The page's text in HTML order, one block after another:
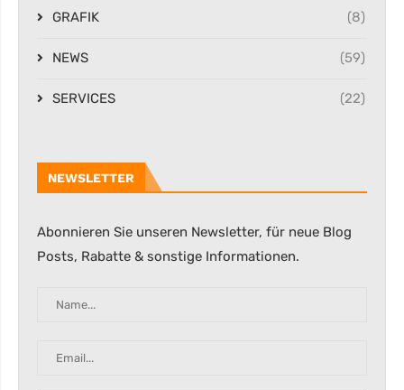
GRAFIK (8)
NEWS (59)
SERVICES (22)
NEWSLETTER
Abonnieren Sie unseren Newsletter, für neue Blog
Posts, Rabatte & sonstige Informationen.